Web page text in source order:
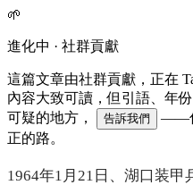
🌱
進化中 · 社群貢獻
這篇文章由社群貢獻，正在
內容大致可讀，但引語、年
可疑的地方，
告訴我們
——
正的路。
1964年1月21日、湖口装